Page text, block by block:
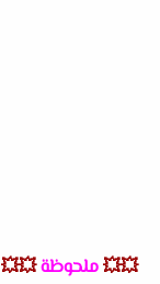
💥💥ملحوظة💥💥